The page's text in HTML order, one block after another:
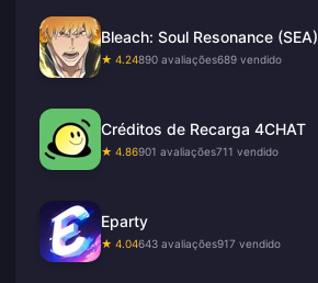
Bleach: Soul Resonance (SEA)
★ 4.24890 avaliações689 vendido
Créditos de Recarga 4CHAT
★ 4.86901 avaliações711 vendido
Eparty
★ 4.04643 avaliações917 vendido